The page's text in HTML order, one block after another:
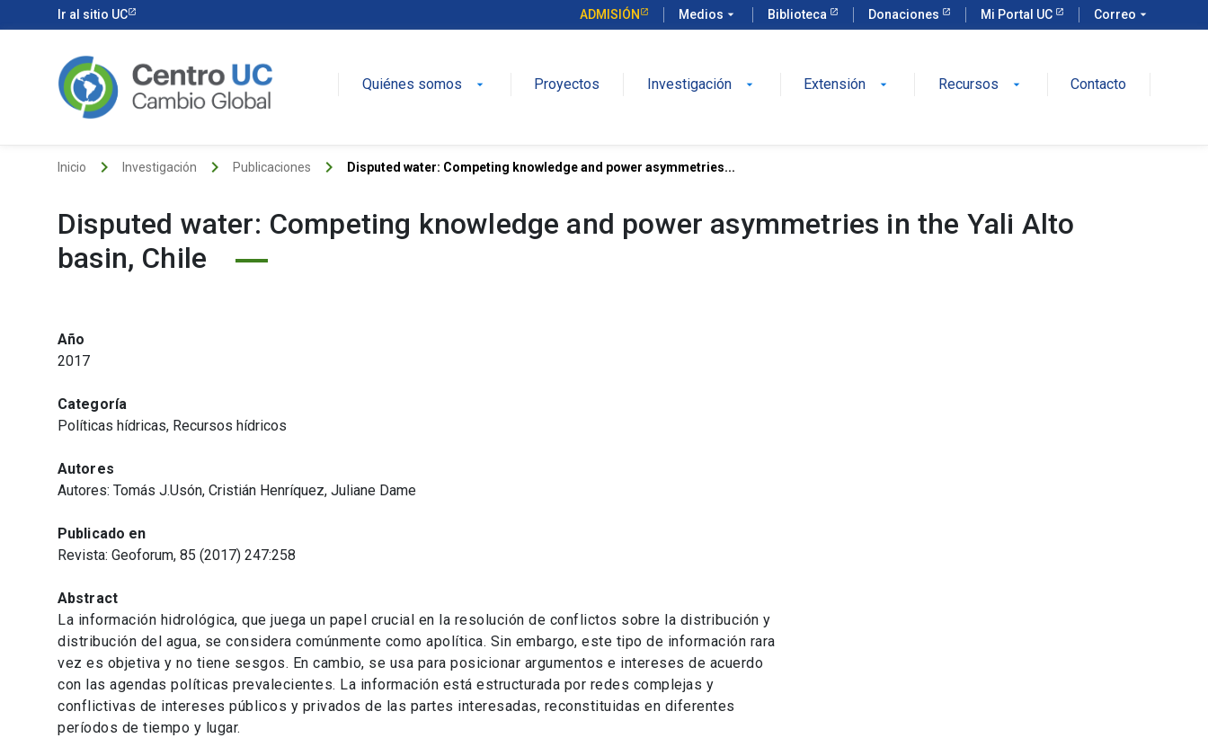
Ir al sitio UC ADMISIÓN Medios arrow_drop_down Biblioteca Donaciones Mi Portal UC Correo arrow_drop_down
Quiénes somos arrow_drop_down Proyectos Investigación arrow_drop_down Extensión arrow_drop_down Recursos arrow_drop_down Contacto
Inicio keyboard_arrow_right Investigación keyboard_arrow_right Publicaciones keyboard_arrow_right Disputed water: Competing knowledge and power asymmetries...
Disputed water: Competing knowledge and power asymmetries in the Yali Alto
basin, Chile
Año
2017
Categoría
Políticas hídricas, Recursos hídricos
Autores
Autores: Tomás J.Usón, Cristián Henríquez, Juliane Dame
Publicado en
Revista: Geoforum, 85 (2017) 247:258
Abstract
La información hidrológica, que juega un papel crucial en la resolución de conflictos sobre la distribución y
distribución del agua, se considera comúnmente como apolítica. Sin embargo, este tipo de información rara
vez es objetiva y no tiene sesgos. En cambio, se usa para posicionar argumentos e intereses de acuerdo
con las agendas políticas prevalecientes. La información está estructurada por redes complejas y
conflictivas de intereses públicos y privados de las partes interesadas, reconstituidas en diferentes
períodos de tiempo y lugar.